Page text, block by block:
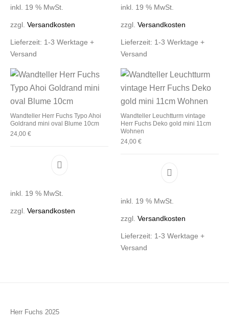
inkl. 19 % MwSt.
zzgl.Versandkosten
Lieferzeit: 1-3 Werktage +
Versand
inkl. 19 % MwSt.
zzgl. Versandkosten
Lieferzeit: 1-3 Werktage +
Versand
Wandteller Herr Fuchs Typo Ahoi
Goldrand mini oval Blume 10cm
24,00€
inkl. 19 % MwSt.
zzgl.Versandkosten
Wandteller Leuchtturm vintage
Herr Fuchs Deko gold mini 11cm
Wohnen
24,00 €
inkl. 19 % MwSt.
zzgl. Versandkosten
Lieferzeit: 1-3 Werktage +
Versand
Herr Fuchs 2025